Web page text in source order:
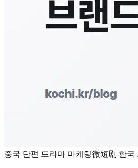
중국 단편 드라마 마케팅微短剧 한국